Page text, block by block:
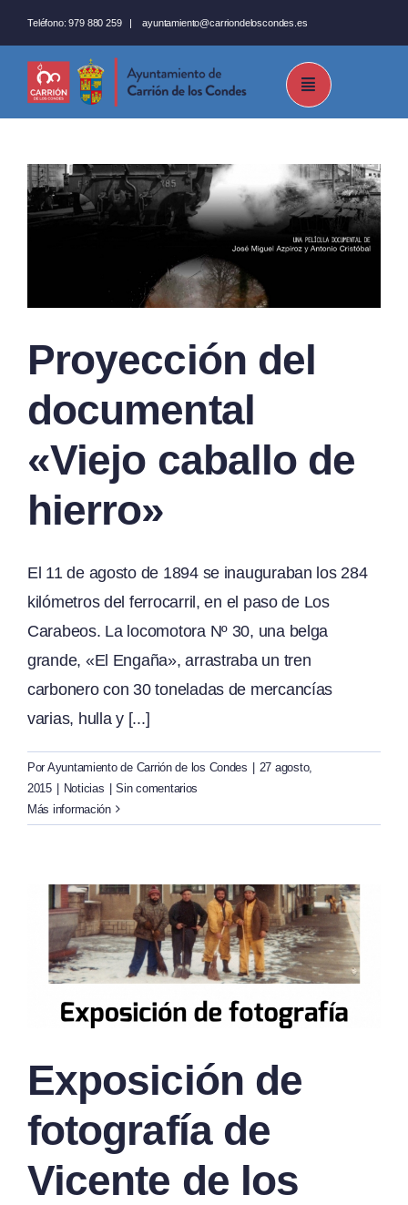
al
contenido
Teléfono: 979 880 259 |ayuntamiento@carriondeloscondes.es
Proyección del
documental
«Viejo caballo de
hierro»
El 11 de agosto de 1894 se inauguraban los 284
kilómetros del ferrocarril, en el paso de Los
Carabeos. La locomotora Nº 30, una belga
grande, «El Engaña», arrastraba un tren
carbonero con 30 toneladas de mercancías
varias, hulla y [...]
Por Ayuntamiento de Carrión de los Condes
27 agosto,
2015
Noticias
Sin comentarios
Más información
Exposición de
fotografía de
Vicente de los